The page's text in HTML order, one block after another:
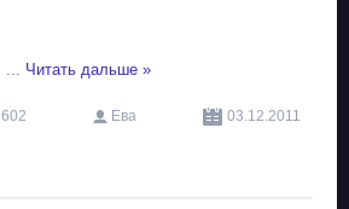
... Читать дальше »
602 Ева
03.12.2011